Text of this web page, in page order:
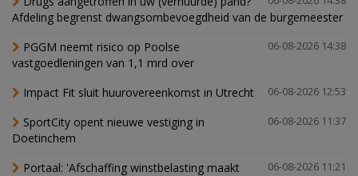
Afdeling begrenst dwangsombevoegdheid van de burgemeester
06-08-2026 14:38
PGGM neemt risico op Poolse
vastgoedleningen van 1,1 mrd over
06-08-2026 12:53
Impact Fit sluit huurovereenkomst in Utrecht
06-08-2026 11:37
SportCity opent nieuwe vestiging in
Doetinchem
06-08-2026 11:21
Portaal: 'Afschaffing winstbelasting maakt